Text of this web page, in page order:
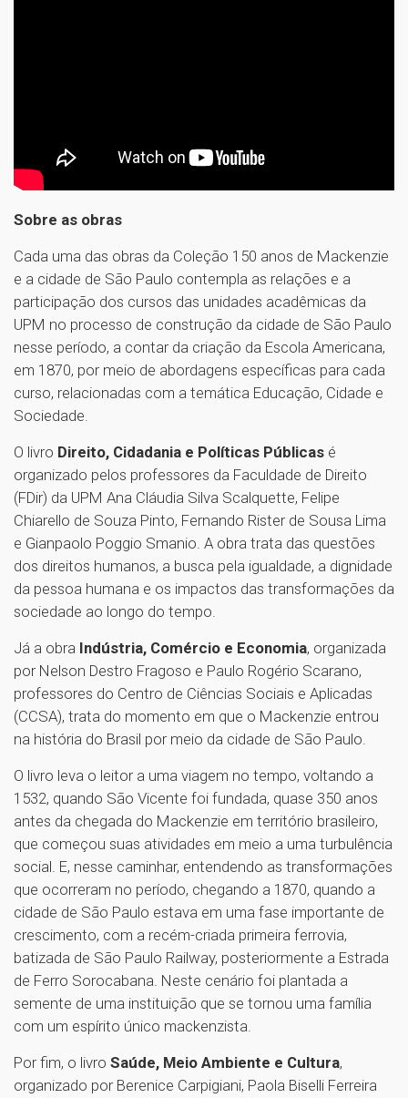
Sobre as obras
Cada uma das obras da Coleção 150 anos de Mackenzie
e a cidade de São Paulo contempla as relações e a
participação dos cursos das unidades acadêmicas da
UPM no processo de construção da cidade de São Paulo
nesse período, a contar da criação da Escola Americana,
em 1870, por meio de abordagens específicas para cada
curso, relacionadas com a temática Educação, Cidade e
Sociedade.
O livro Direito, Cidadania e Políticas Públicas é
organizado pelos professores da Faculdade de Direito
(FDir) da UPM Ana Cláudia Silva Scalquette, Felipe
Chiarello de Souza Pinto, Fernando Rister de Sousa Lima
e Gianpaolo Poggio Smanio. A obra trata das questões
dos direitos humanos, a busca pela igualdade, a dignidade
da pessoa humana e os impactos das transformações da
sociedade ao longo do tempo.
Já a obra Indústria, Comércio e Economia, organizada
por Nelson Destro Fragoso e Paulo Rogério Scarano,
professores do Centro de Ciências Sociais e Aplicadas
(CCSA), trata do momento em que o Mackenzie entrou
na história do Brasil por meio da cidade de São Paulo.
O livro leva o leitor a uma viagem no tempo, voltando a
1532, quando São Vicente foi fundada, quase 350 anos
antes da chegada do Mackenzie em território brasileiro,
que começou suas atividades em meio a uma turbulência
social. E, nesse caminhar, entendendo as transformações
que ocorreram no período, chegando a 1870, quando a
cidade de São Paulo estava em uma fase importante de
crescimento, com a recém-criada primeira ferrovia,
batizada de São Paulo Railway, posteriormente a Estrada
de Ferro Sorocabana. Neste cenário foi plantada a
semente de uma instituição que se tornou uma família
com um espírito único mackenzista.
Por fim, o livro Saúde, Meio Ambiente e Cultura,
organizado por Berenice Carpigiani, Paola Biselli Ferreira